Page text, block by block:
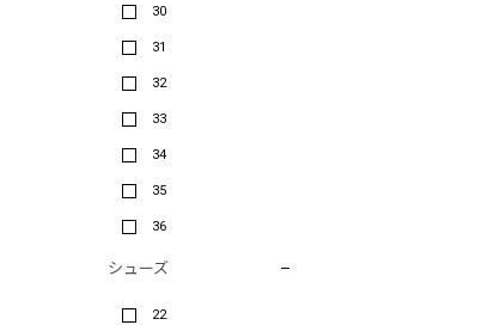
30
31
32
33
34
35
36
シューズ
22